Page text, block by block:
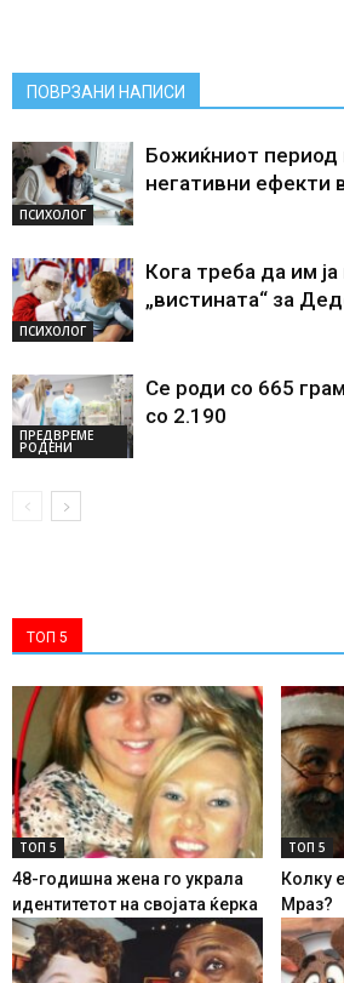
ПОВРЗАНИ НАПИСИ
ПСИХОЛОГ
Божиќниот
негативни ефекти
ПСИХОЛОГ
Кога треба да им
„вистината“ за
ПРЕДВРЕМЕ
РОДЕНИ
Се роди со 665
со 2.190
ТОП 5
ТОП 5
48-годишна жена го украла
идентитетот на својата ќерка
ТОП 5
Колку
Мраз?